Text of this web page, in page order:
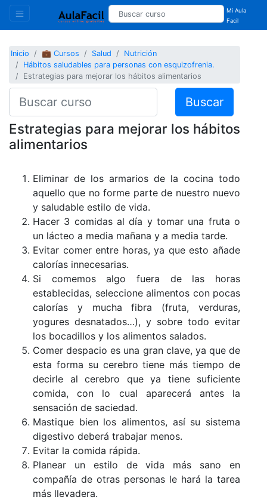
Mi Aula
Facil
Inicio 💼 Cursos Salud
Nutrición
Hábitos saludables para personas con esquizofrenia.
Estrategias para mejorar los hábitos alimentarios
Buscar
Estrategias para mejorar los hábitos
alimentarios
Eliminar de los armarios de la cocina todo
aquello que no forme parte de nuestro nuevo
y saludable estilo de vida.
Hacer 3 comidas al día y tomar una fruta o
un lácteo a media mañana y a media tarde.
Evitar comer entre horas, ya que esto añade
calorías innecesarias.
Si comemos algo fuera de las horas
establecidas, seleccione alimentos con pocas
calorías y mucha fibra (fruta, verduras,
yogures desnatados…), y sobre todo evitar
los bocadillos y los alimentos salados.
Comer despacio es una gran clave, ya que de
esta forma su cerebro tiene más tiempo de
decirle al cerebro que ya tiene suficiente
comida, con lo cual aparecerá antes la
sensación de saciedad.
Mastique bien los alimentos, así su sistema
digestivo deberá trabajar menos.
Evitar la comida rápida.
Planear un estilo de vida más sano en
compañía de otras personas le hará la tarea
más llevadera.